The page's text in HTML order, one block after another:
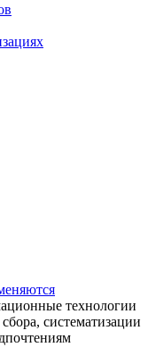
технологии
систематизации